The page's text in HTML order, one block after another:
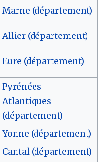
Marne (département)
Allier (département)
Eure (département)
Pyrénées-
Atlantiques
(département)
Yonne (département)
Cantal (département)